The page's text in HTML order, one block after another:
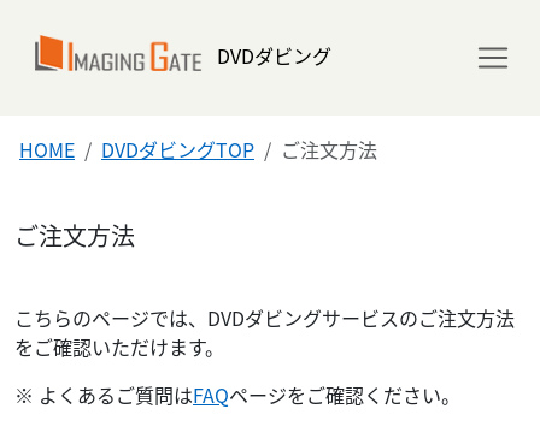
DVDダビング
HOME DVDダビングTOP ご注文方法
ご注文方法
こちらのページでは、DVDダビングサービスのご注文方法
をご確認いただけます。
※ よくあるご質問はFAQページをご確認ください。